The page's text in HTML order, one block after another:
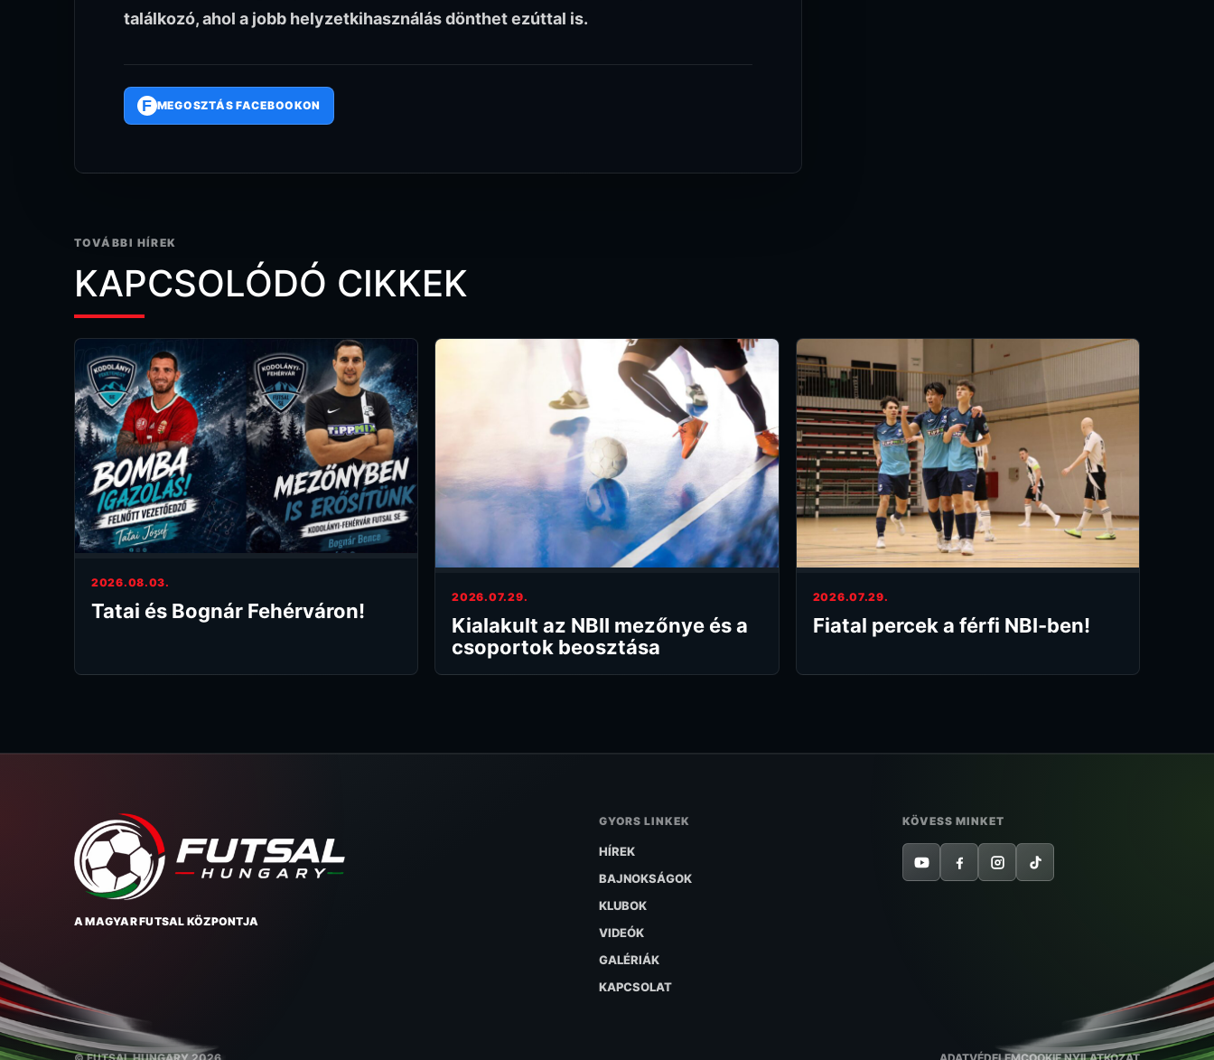
találkozó, ahol a jobb helyzetkihasználás dönthet ezúttal is.
F MEGOSZTÁS FACEBOOKON
TOVÁBBI HÍREK
KAPCSOLÓDÓ CIKKEK
2026.08.03.
Tatai és Bognár Fehérváron!
2026.07.29.
Kialakult az NBII mezőnye és a
csoportok beosztása
2026.07.29.
Fiatal percek a férfi NBI-ben!
A MAGYAR FUTSAL KÖZPONTJA
GYORS LINKEK
HÍREK
BAJNOKSÁGOK
KLUBOK
VIDEÓK
GALÉRIÁK
KAPCSOLAT
KÖVESS MINKET